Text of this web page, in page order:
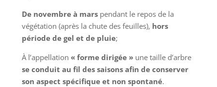
De novembre à marspendant le repos de la
végétation (après la chute des feuilles), hors
période de gel et de pluie;
À l’appellation « forme dirigée »une taille d’arbre
se conduit au fil des saisons afin de conserver
son aspect spécifique et non spontané.